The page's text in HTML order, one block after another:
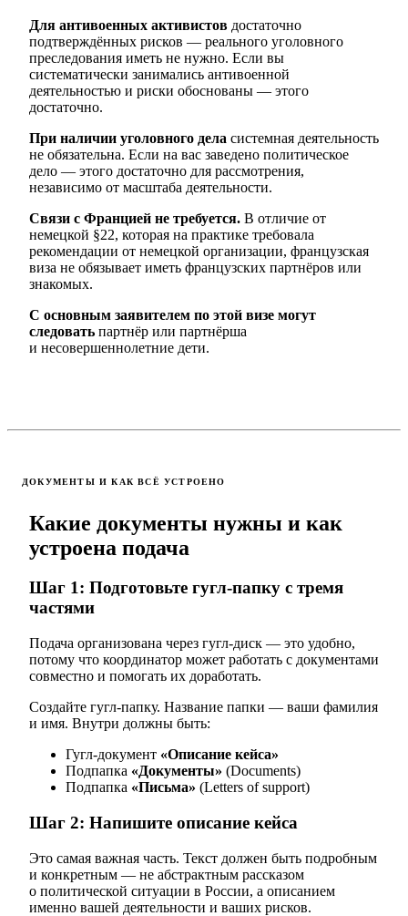
Для антивоенных активистов достаточно
подтверждённых рисков — реального уголовного
преследования иметь не нужно. Если вы
систематически занимались антивоенной
деятельностью и риски обоснованы — этого
достаточно.
При наличии уголовного дела системная деятельность
не обязательна. Если на вас заведено политическое
дело — этого достаточно для рассмотрения,
независимо от масштаба деятельности.
Связи с Францией не требуется. В отличие от
немецкой §22, которая на практике требовала
рекомендации от немецкой организации, французская
виза не обязывает иметь французских партнёров или
знакомых.
С основным заявителем по этой визе могут
следовать партнёр или партнёрша
и несовершеннолетние дети.
ДОКУМЕНТЫ И КАК ВСЁ УСТРОЕНО
Какие документы нужны и как
устроена подача
Шаг 1: Подготовьте гугл-папку с тремя
частями
Подача организована через гугл-диск — это удобно,
потому что координатор может работать с документами
совместно и помогать их доработать.
Создайте гугл-папку. Название папки — ваши фамилия
и имя. Внутри должны быть:
Гугл-документ «Описание кейса»
Подпапка «Документы» (Documents)
Подпапка «Письма» (Letters of support)
Шаг 2: Напишите описание кейса
Это самая важная часть. Текст должен быть подробным
и конкретным — не абстрактным рассказом
о политической ситуации в России, а описанием
именно вашей деятельности и ваших рисков.